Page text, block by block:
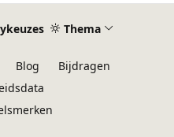
Thema
Blog
Bijdragen